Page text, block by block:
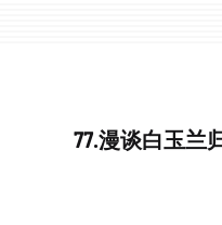
77.漫谈白玉兰